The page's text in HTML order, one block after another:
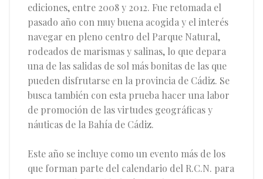
ediciones, entre 2008 y 2012. Fue retomada el
pasado año con muy buena acogida y el interés
navegar en pleno centro del Parque Natural,
rodeados de marismas y salinas, lo que depara
una de las salidas de sol más bonitas de las que
pueden disfrutarse en la provincia de Cádiz. Se
busca también con esta prueba hacer una labor
de promoción de las virtudes geográficas y
náuticas de la Bahía de Cádiz.
Este año se incluye como un evento más de los
que forman parte del calendario del R.C.N. para